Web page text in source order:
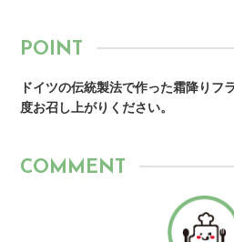
POINT
ドイツの伝統製法で作った霜降りフ
度お召し上がりください。
COMMENT